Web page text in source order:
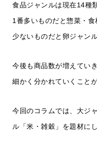
食品ジャンルは現在14種
1番多いものだと惣菜・食
少ないものだと卵ジャン
今後も商品数が増えてい
細かく分かれていくこと
今回のコラムでは、大ジ
ル「米・雑穀」を題材に